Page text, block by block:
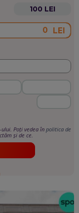
100 LEI
LEI
Poți vedea în politica de
și de ce.